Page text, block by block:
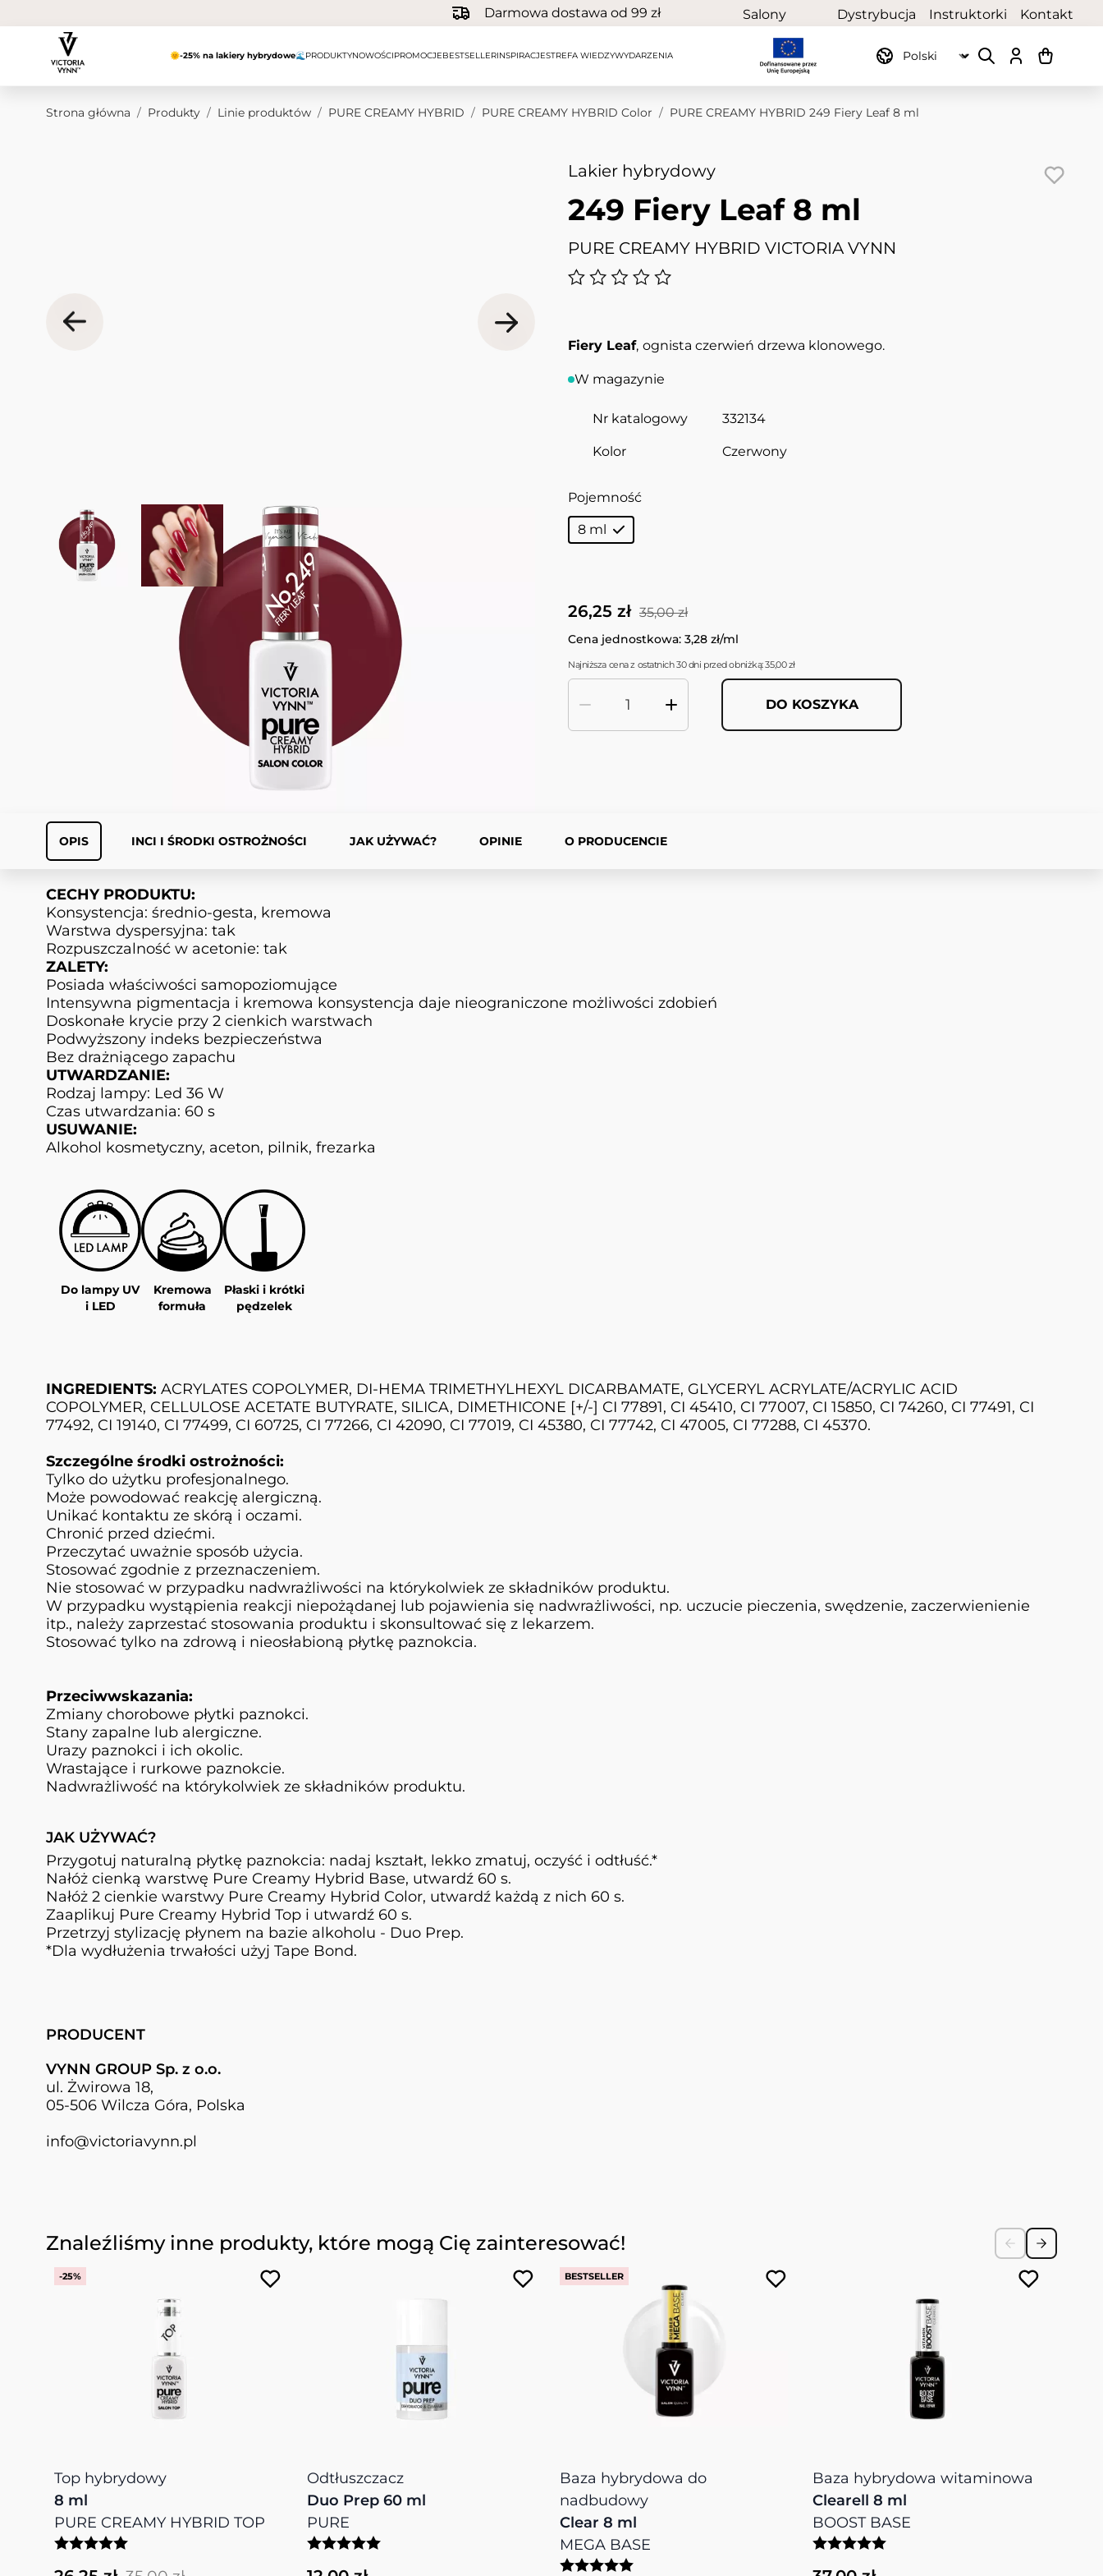
Darmowa dostawa od 99 zł
Salony
partnerskie
Dystrybucja Instruktorki Kontakt
🌞-25% na lakiery hybrydowe🌊 PRODUKTYNOWOŚCIPROMOCJEBESTSELLERINSPIRACJESTREFA WIEDZYWYDARZENIA
Strona główna / Produkty / Linie produktów / PURE CREAMY HYBRID / PURE CREAMY HYBRID Color / PURE CREAMY HYBRID 249 Fiery Leaf 8 ml
Lakier hybrydowy
249 Fiery Leaf 8 ml
PURE CREAMY HYBRID VICTORIA VYNN
View larger imageView larger image
Fiery Leaf, ognista czerwień drzewa klonowego.
W magazynie
Nr katalogowy 332134
Kolor Czerwony
Pojemność
8 ml
35,00 zł
26,25 zł
Cena jednostkowa: 3,28 zł/ml
Najniższa cena z ostatnich 30 dni przed obniżką: 35,00 zł
DO KOSZYKA
OPIS INCI I ŚRODKI OSTROŻNOŚCI JAK UŻYWAĆ? OPINIE O PRODUCENCIE
CECHY PRODUKTU:
Konsystencja: średnio-gesta, kremowa
Warstwa dyspersyjna: tak
Rozpuszczalność w acetonie: tak
ZALETY:
Posiada właściwości samopoziomujące
Intensywna pigmentacja i kremowa konsystencja daje nieograniczone możliwości zdobień
Doskonałe krycie przy 2 cienkich warstwach
Podwyższony indeks bezpieczeństwa
Bez drażniącego zapachu
UTWARDZANIE:
Rodzaj lampy: Led 36 W
Czas utwardzania: 60 s
USUWANIE:
Alkohol kosmetyczny, aceton, pilnik, frezarka
Do lampy UV
i LED
Kremowa
formuła
Płaski i krótki
pędzelek
INGREDIENTS: ACRYLATES COPOLYMER, DI-HEMA TRIMETHYLHEXYL DICARBAMATE, GLYCERYL ACRYLATE/ACRYLIC ACID
COPOLYMER, CELLULOSE ACETATE BUTYRATE, SILICA, DIMETHICONE [+/-] CI 77891, CI 45410, CI 77007, CI 15850, CI 74260, CI 77491, CI
77492, CI 19140, CI 77499, CI 60725, CI 77266, CI 42090, CI 77019, CI 45380, CI 77742, CI 47005, CI 77288, CI 45370.
Szczególne środki ostrożności:
Tylko do użytku profesjonalnego.
Może powodować reakcję alergiczną.
Unikać kontaktu ze skórą i oczami.
Chronić przed dziećmi.
Przeczytać uważnie sposób użycia.
Stosować zgodnie z przeznaczeniem.
Nie stosować w przypadku nadwrażliwości na którykolwiek ze składników produktu.
W przypadku wystąpienia reakcji niepożądanej lub pojawienia się nadwrażliwości, np. uczucie pieczenia, swędzenie, zaczerwienienie
itp., należy zaprzestać stosowania produktu i skonsultować się z lekarzem.
Stosować tylko na zdrową i nieosłabioną płytkę paznokcia.
Przeciwwskazania:
Zmiany chorobowe płytki paznokci.
Stany zapalne lub alergiczne.
Urazy paznokci i ich okolic.
Wrastające i rurkowe paznokcie.
Nadwrażliwość na którykolwiek ze składników produktu.
JAK UŻYWAĆ?
Przygotuj naturalną płytkę paznokcia: nadaj kształt, lekko zmatuj, oczyść i odtłuść.*
Nałóż cienką warstwę Pure Creamy Hybrid Base, utwardź 60 s.
Nałóż 2 cienkie warstwy Pure Creamy Hybrid Color, utwardź każdą z nich 60 s.
Zaaplikuj Pure Creamy Hybrid Top i utwardź 60 s.
Przetrzyj stylizację płynem na bazie alkoholu - Duo Prep.
*Dla wydłużenia trwałości użyj Tape Bond.
PRODUCENT
VYNN GROUP Sp. z o.o.
ul. Żwirowa 18,
05-506 Wilcza Góra, Polska
info@victoriavynn.pl
Naciśnij, aby pominąć karuzelę
Znaleźliśmy inne produkty, które mogą Cię zainteresować!
-25%
Top hybrydowy
8 ml
PURE CREAMY HYBRID TOP
Odtłuszczacz
Duo Prep 60 ml
PURE
BESTSELLER
Baza hybrydowa do
nadbudowy
Clear 8 ml
MEGA BASE
Baza hybrydowa witaminowa
Clearell 8 ml
BOOST BASE